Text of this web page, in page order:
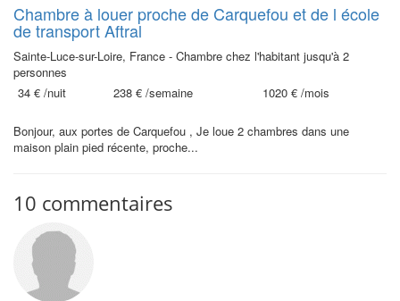
Chambre à louer proche de Carquefou et de l école
de transport Aftral
Sainte-Luce-sur-Loire, France - Chambre chez l'habitant jusqu'à 2
personnes
34 € /nuit 238 € /semaine 1020 € /mois
Bonjour, aux portes de Carquefou , Je loue 2 chambres dans une
maison plain pied récente, proche...
10 commentaires